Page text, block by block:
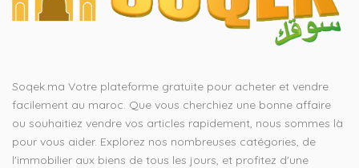
Soqek.ma Votre plateforme gratuite pour acheter et vendre
facilement au maroc. Que vous cherchiez une bonne affaire
ou souhaitiez vendre vos articles rapidement, nous sommes là
pour vous aider. Explorez nos nombreuses catégories, de
l'immobilier aux biens de tous les jours, et profitez d'une